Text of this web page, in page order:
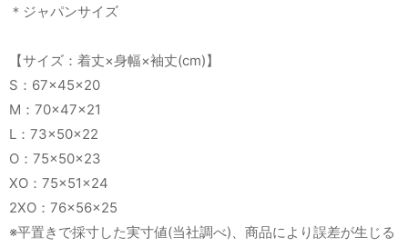
＊ジャパンサイズ
【サイズ：着丈×身幅×袖丈(cm)】
S：67×45×20
M：70×47×21
L：73×50×22
O：75×50×23
XO：75×51×24
2XO：76×56×25
※平置きで採寸した実寸値(当社調べ)、商品により誤差が生じる